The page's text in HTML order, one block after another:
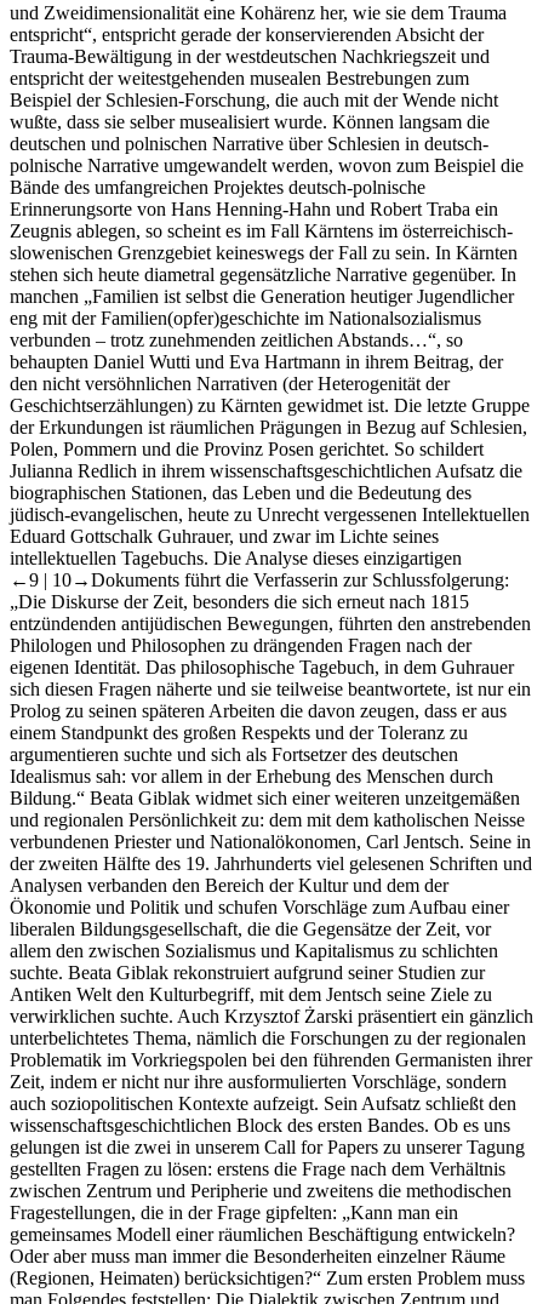
und Zweidimensionalität eine Kohärenz her, wie sie dem Trauma
entspricht“, entspricht gerade der konservierenden Absicht der
Trauma-Bewältigung in der westdeutschen Nachkriegszeit und
entspricht der weitestgehenden musealen Bestrebungen zum
Beispiel der Schlesien-Forschung, die auch mit der Wende nicht
wußte, dass sie selber musealisiert wurde. Können langsam die
deutschen und polnischen Narrative über Schlesien in deutsch-
polnische Narrative umgewandelt werden, wovon zum Beispiel die
Bände des umfangreichen Projektes deutsch-polnische
Erinnerungsorte von Hans Henning-Hahn und Robert Traba ein
Zeugnis ablegen, so scheint es im Fall Kärntens im österreichisch-
slowenischen Grenzgebiet keineswegs der Fall zu sein. In Kärnten
stehen sich heute diametral gegensätzliche Narrative gegenüber. In
manchen „Familien ist selbst die Generation heutiger Jugendlicher
eng mit der Familien(opfer)geschichte im Nationalsozialismus
verbunden – trotz zunehmenden zeitlichen Abstands…“, so
behaupten Daniel Wutti und Eva Hartmann in ihrem Beitrag, der
den nicht versöhnlichen Narrativen (der Heterogenität der
Geschichtserzählungen) zu Kärnten gewidmet ist. Die letzte Gruppe
der Erkundungen ist räumlichen Prägungen in Bezug auf Schlesien,
Polen, Pommern und die Provinz Posen gerichtet. So schildert
Julianna Redlich in ihrem wissenschaftsgeschichtlichen Aufsatz die
biographischen Stationen, das Leben und die Bedeutung des
jüdisch-evangelischen, heute zu Unrecht vergessenen Intellektuellen
Eduard Gottschalk Guhrauer, und zwar im Lichte seines
intellektuellen Tagebuchs. Die Analyse dieses einzigartigen
←9 | 10→Dokuments führt die Verfasserin zur Schlussfolgerung:
„Die Diskurse der Zeit, besonders die sich erneut nach 1815
entzündenden antijüdischen Bewegungen, führten den anstrebenden
Philologen und Philosophen zu drängenden Fragen nach der
eigenen Identität. Das philosophische Tagebuch, in dem Guhrauer
sich diesen Fragen näherte und sie teilweise beantwortete, ist nur ein
Prolog zu seinen späteren Arbeiten die davon zeugen, dass er aus
einem Standpunkt des großen Respekts und der Toleranz zu
argumentieren suchte und sich als Fortsetzer des deutschen
Idealismus sah: vor allem in der Erhebung des Menschen durch
Bildung.“ Beata Giblak widmet sich einer weiteren unzeitgemäßen
und regionalen Persönlichkeit zu: dem mit dem katholischen Neisse
verbundenen Priester und Nationalökonomen, Carl Jentsch. Seine in
der zweiten Hälfte des 19. Jahrhunderts viel gelesenen Schriften und
Analysen verbanden den Bereich der Kultur und dem der
Ökonomie und Politik und schufen Vorschläge zum Aufbau einer
liberalen Bildungsgesellschaft, die die Gegensätze der Zeit, vor
allem den zwischen Sozialismus und Kapitalismus zu schlichten
suchte. Beata Giblak rekonstruiert aufgrund seiner Studien zur
Antiken Welt den Kulturbegriff, mit dem Jentsch seine Ziele zu
verwirklichen suchte. Auch Krzysztof Żarski präsentiert ein gänzlich
unterbelichtetes Thema, nämlich die Forschungen zu der regionalen
Problematik im Vorkriegspolen bei den führenden Germanisten ihrer
Zeit, indem er nicht nur ihre ausformulierten Vorschläge, sondern
auch soziopolitischen Kontexte aufzeigt. Sein Aufsatz schließt den
wissenschaftsgeschichtlichen Block des ersten Bandes. Ob es uns
gelungen ist die zwei in unserem Call for Papers zu unserer Tagung
gestellten Fragen zu lösen: erstens die Frage nach dem Verhältnis
zwischen Zentrum und Peripherie und zweitens die methodischen
Fragestellungen, die in der Frage gipfelten: „Kann man ein
gemeinsames Modell einer räumlichen Beschäftigung entwickeln?
Oder aber muss man immer die Besonderheiten einzelner Räume
(Regionen, Heimaten) berücksichtigen?“ Zum ersten Problem muss
man Folgendes feststellen: Die Dialektik zwischen Zentrum und